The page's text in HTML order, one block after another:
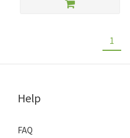
1
Help
FAQ